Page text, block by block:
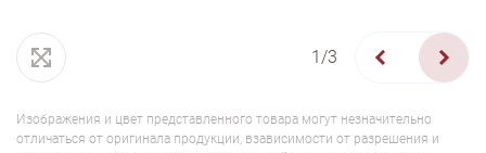
1/3
Изображения и цвет представленного товара могут незначительно
отличаться от оригинала продукции, взависимости от разрешения и